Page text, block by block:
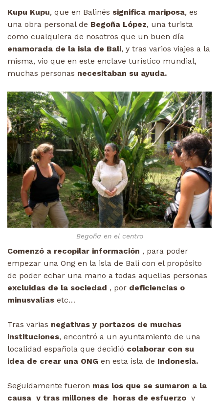
Kupu Kupu, que en Balinés significa mariposa, es
una obra personal de Begoña López, una turista
como cualquiera de nosotros que un buen día
enamorada de la isla de Bali, y tras varios viajes a la
misma, vio que en este enclave turístico mundial,
muchas personas necesitaban su ayuda.
Begoña en el centro
Comenzó a recopilar información , para poder
empezar una Ong en la isla de Bali con el propósito
de poder echar una mano a todas aquellas personas
excluidas de la sociedad , por deficiencias o
minusvalías etc…
Tras varias negativas y portazos de muchas
instituciones, encontró a un ayuntamiento de una
localidad española que decidió colaborar con su
idea de crear una ONG en esta isla de Indonesia.
Seguidamente fueron mas los que se sumaron a la
causa y tras millones de horas de esfuerzo y